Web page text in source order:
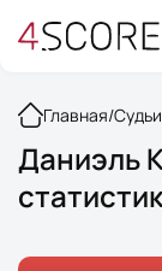
Главная/Судьи
Даниэль